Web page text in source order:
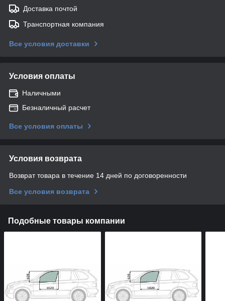
Доставка почтой
Транспортная компания
Все условия доставки
Условия оплаты
Наличными
Безналичный расчет
Все условия оплаты
Условия возврата
Возврат товара в течение 14 дней по договоренности
Все условия возврата
Подобные товары компании